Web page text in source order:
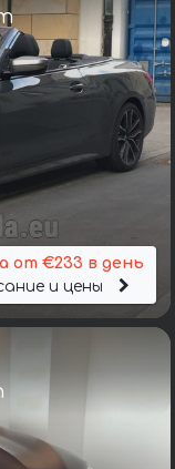
от €233 в день
и цены